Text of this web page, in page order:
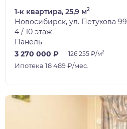
1-к квартира, 25,9 м2
Новосибирск, ул. Петухова 99
4 / 10 этаж
Панель
3 270 000 ₽
126 255 ₽/м2
Ипотека 18 489 ₽/мес.